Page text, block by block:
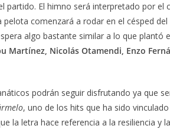
partido. El himno será interpretado por
comenzará a rodar en el césped
algo bastante similar a lo que plantó
Martínez, Nicolás Otamendi, Enzo
podrán seguir disfrutando ya que
, uno de los hits que ha sido
la letra hace referencia a la resiliencia y